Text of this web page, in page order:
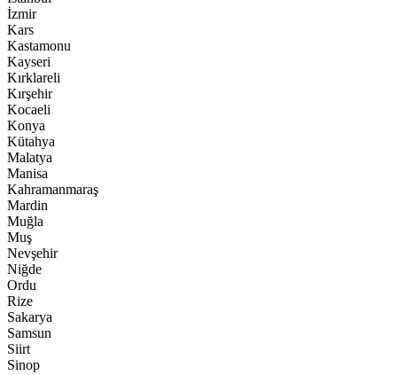
İzmir
Kars
Kastamonu
Kayseri
Kırklareli
Kırşehir
Kocaeli
Konya
Kütahya
Malatya
Manisa
Kahramanmaraş
Mardin
Muğla
Muş
Nevşehir
Niğde
Ordu
Rize
Sakarya
Samsun
Siirt
Sinop